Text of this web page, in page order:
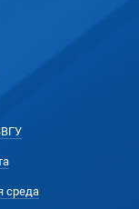
среда